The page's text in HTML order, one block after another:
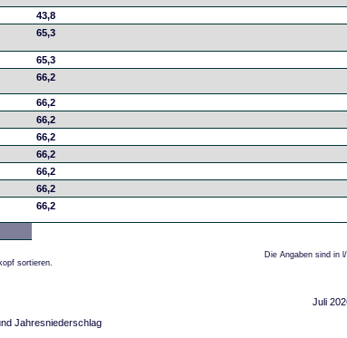
43,8
65,3
65,3
66,2
66,2
66,2
66,2
66,2
66,2
66,2
66,2
sortieren.
Die Angaben sind in l/
Juli
Jahresniederschlag